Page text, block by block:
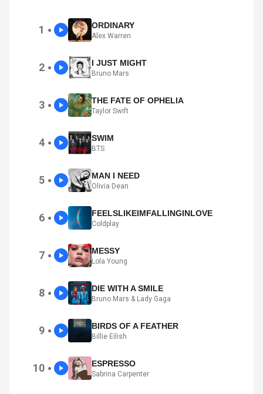
1 ● ORDINARY
Alex Warren
2 ● I JUST MIGHT
Bruno Mars
3 ● THE FATE OF OPHELIA
Taylor Swift
4 ● SWIM
BTS
5 ● MAN I NEED
Olivia Dean
6 ● FEELSLIKEIMFALLINGINLOVE
Coldplay
7 ● MESSY
Lola Young
8 ● DIE WITH A SMILE
Bruno Mars & Lady Gaga
9 ● BIRDS OF A FEATHER
Billie Eilish
10 ● ESPRESSO
Sabrina Carpenter